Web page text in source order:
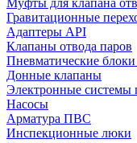
Муфты для клапана
Гравитационные
Адаптеры API
Клапаны отвода паров
Пневматические
Донные клапаны
Электронные системы
Насосы
Арматура ПВС
Инспекционные люки